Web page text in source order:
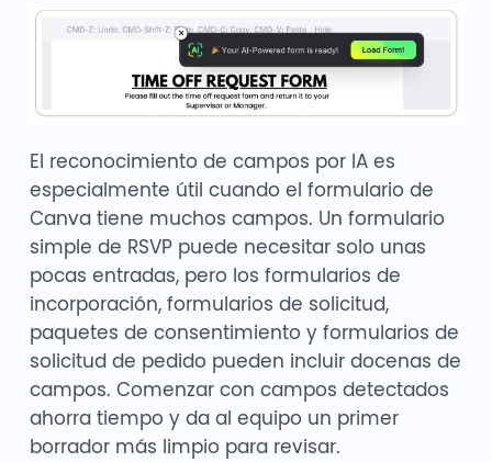
El reconocimiento de campos por IA es
especialmente útil cuando el formulario de
Canva tiene muchos campos. Un formulario
simple de RSVP puede necesitar solo unas
pocas entradas, pero los formularios de
incorporación, formularios de solicitud,
paquetes de consentimiento y formularios de
solicitud de pedido pueden incluir docenas de
campos. Comenzar con campos detectados
ahorra tiempo y da al equipo un primer
borrador más limpio para revisar.